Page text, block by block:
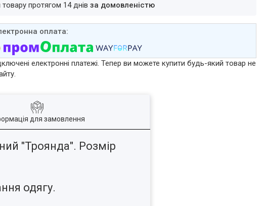
товару протягом 14 днівза домовленістю
електронні платежі. Тепер ви можете купити будь-який товар не
для замовлення
"Троянда". Розмір
одягу.